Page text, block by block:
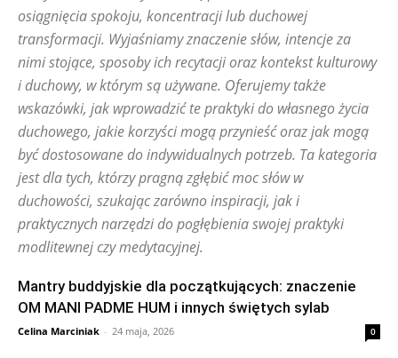
osiągnięcia spokoju, koncentracji lub duchowej
transformacji. Wyjaśniamy znaczenie słów, intencje za
nimi stojące, sposoby ich recytacji oraz kontekst kulturowy
i duchowy, w którym są używane. Oferujemy także
wskazówki, jak wprowadzić te praktyki do własnego życia
duchowego, jakie korzyści mogą przynieść oraz jak mogą
być dostosowane do indywidualnych potrzeb. Ta kategoria
jest dla tych, którzy pragną zgłębić moc słów w
duchowości, szukając zarówno inspiracji, jak i
praktycznych narzędzi do pogłębienia swojej praktyki
modlitewnej czy medytacyjnej.
Mantry buddyjskie dla początkujących: znaczenie
OM MANI PADME HUM i innych świętych sylab
Celina Marciniak - 24 maja, 2026 0